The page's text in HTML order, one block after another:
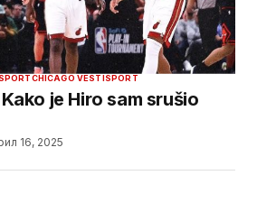
CHICAGO VESTISPORT
je Hiro sam srušio
16, 2025